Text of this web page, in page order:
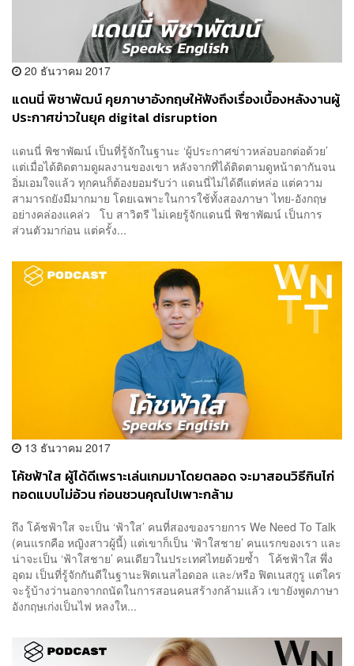
20 ธันวาคม 2017
แดนนี่ พิชาพัฒน์ คุยภาษาอังกฤษให้ฟังถึงเรื่องเบื้องหลังงานผู้
ประกาศข่าวในยุค digital disruption
แดนนี่ พิชาพัฒน์ เป็นที่รู้จักในฐานะ ‘ผู้ประกาศข่าวหล่อบอกต่อด้วย’
แต่เมื่อได้ติดตามดูผลงานของเขา หลังจากที่ได้ติดตามดูหน้าตากันจน
อิ่มเอมใจแล้ว ทุกคนก็ต้องยอมรับว่า แดนนี่ไม่ได้ดีแต่หล่อ แต่ความ
สามารถยังมีมากมาย โดยเฉพาะในการใช้ทั้งสองภาษา ไทย-อังกฤษ
อย่างคล่องแคล่ว โบ สาวิตรี ไม่เคยรู้จักแดนนี่ พิชาพัฒน์ เป็นการ
ส่วนตัวมาก่อน แต่ครั้ง...
13 ธันวาคม 2017
โค้ชฟ้าใส ผู้ได้ดีเพราะเล่นเกมมาโดยตลอด จะมาสอนวิธีกินไก่
ทอดแบบไม่อ้วน ก่อนชวนคุณไปเพาะกล้าม
ถึง โค้ชฟ้าใส จะเป็น ‘ฟ้าใส’ คนที่สองของรายการ We Need To Talk
(คนแรกคือ หญิงสาวผู้นี้) แต่เขาก็เป็น ‘ฟ้าใสชาย’ คนแรกของเรา และ
น่าจะเป็น ‘ฟ้าใสชาย’ คนเดียวในประเทศไทยด้วยซ้ำ โค้ชฟ้าใส พึ่ง
อุดม เป็นที่รู้จักกันดีในฐานะฟิตเนสไอดอล และ/หรือ ฟิตเนสกูรู แต่ใคร
จะรู้บ้างว่านอกจากถนัดในการสอนคนสร้างกล้ามแล้ว เขายังพูดภาษา
อังกฤษเก่งเป็นไฟ หลงให...